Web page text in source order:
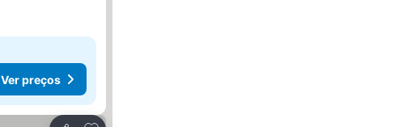
Ver preços